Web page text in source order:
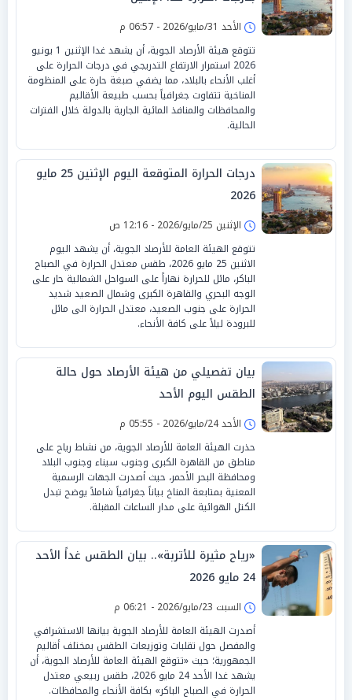
الأحد 31/مايو/2026 - 06:57 م
تتوقع هيئة الأرصاد الجوية، أن يشهد غدا الإثنين 1 يونيو
2026 استمرار الارتفاع التدريجي في درجات الحرارة على
أغلب الأنحاء بالبلاد، مما يضفي صبغة حارة على المنظومة
المناخية تتفاوت جغرافياً بحسب طبيعة الأقاليم
والمحافظات والمنافذ المائية الجارية بالدولة خلال الفترات
الحالية.
درجات الحرارة المتوقعة اليوم الإثنين 25 مايو
2026
الإثنين 25/مايو/2026 - 12:16 ص
تتوقع الهيئة العامة للأرصاد الجوية، أن يشهد اليوم
الاثنين 25 مايو 2026، طقس معتدل الحرارة في الصباح
الباكر، مائل للحرارة نهاراً على السواحل الشمالية حار على
الوجه البحري والقاهرة الكبرى وشمال الصعيد شديد
الحرارة على جنوب الصعيد، معتدل الحرارة الى مائل
للبرودة ليلاً على كافة الأنحاء.
بيان تفصيلي من هيئة الأرصاد حول حالة
الطقس اليوم الأحد
الأحد 24/مايو/2026 - 05:55 م
حذرت الهيئة العامة للأرصاد الجوية، من نشاط رياح على
مناطق من القاهرة الكبرى وجنوب سيناء وجنوب البلاد
ومحافظة البحر الأحمر، حيث أصدرت الجهات الرسمية
المعنية بمتابعة المناخ بياناً جغرافياً شاملاً يوضح تبدل
الكتل الهوائية على مدار الساعات المقبلة.
«رياح مثيرة للأتربة».. بيان الطقس غداً الأحد
24 مايو 2026
السبت 23/مايو/2026 - 06:21 م
أصدرت الهيئة العامة للأرصاد الجوية بيانها الاستشرافي
والمفصل حول تقلبات وتوزيعات الطقس بمختلف أقاليم
الجمهورية؛ حيث «تتوقع الهيئة العامة للأرصاد الجوية، أن
يشهد غدا الأحد 24 مايو 2026، طقس ربيعي معتدل
الحرارة في الصباح الباكر» بكافة الأنحاء والمحافظات.